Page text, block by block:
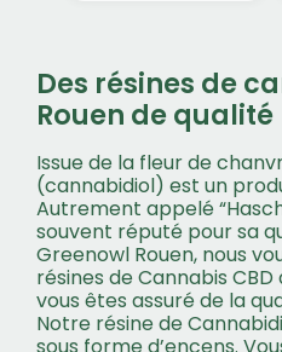
Des résines de
Rouen de qualité
Issue de la fleur de
(cannabidiol) est un
Autrement appelé
souvent réputé pour sa
Greenowl Rouen, nous
résines de Cannabis CBD
vous êtes assuré de la
Notre résine de